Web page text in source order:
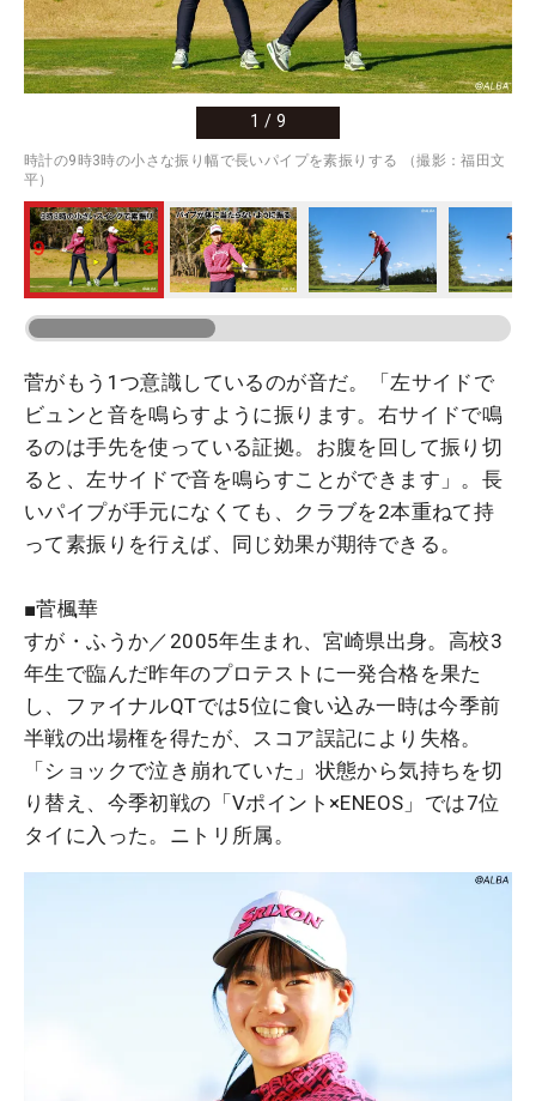
1 / 9
時計の9時3時の小さな振り幅で長いパイプを素振りする （撮影：福田文
平）
菅がもう1つ意識しているのが音だ。「左サイドで
ビュンと音を鳴らすように振ります。右サイドで鳴
るのは手先を使っている証拠。お腹を回して振り切
ると、左サイドで音を鳴らすことができます」。長
いパイプが手元になくても、クラブを2本重ねて持
って素振りを行えば、同じ効果が期待できる。
■菅楓華
すが・ふうか／2005年生まれ、宮崎県出身。高校3
年生で臨んだ昨年のプロテストに一発合格を果た
し、ファイナルQTでは5位に食い込み一時は今季前
半戦の出場権を得たが、スコア誤記により失格。
「ショックで泣き崩れていた」状態から気持ちを切
り替え、今季初戦の「Vポイント×ENEOS」では7位
タイに入った。ニトリ所属。